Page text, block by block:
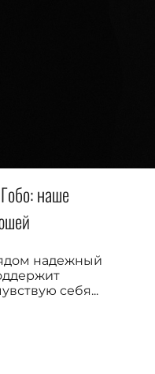
наше
надежный
себя...